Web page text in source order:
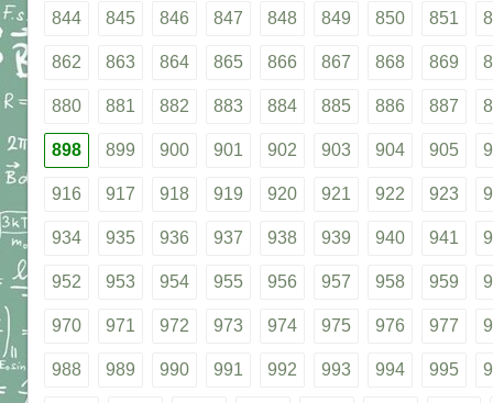
844 845 846 847 848 849 850 851
862 863 864 865 866 867 868 869
880 881 882 883 884 885 886 887
898 899 900 901 902 903 904 905
916 917 918 919 920 921 922 923
934 935 936 937 938 939 940 941
952 953 954 955 956 957 958 959
970 971 972 973 974 975 976 977
988 989 990 991 992 993 994 995